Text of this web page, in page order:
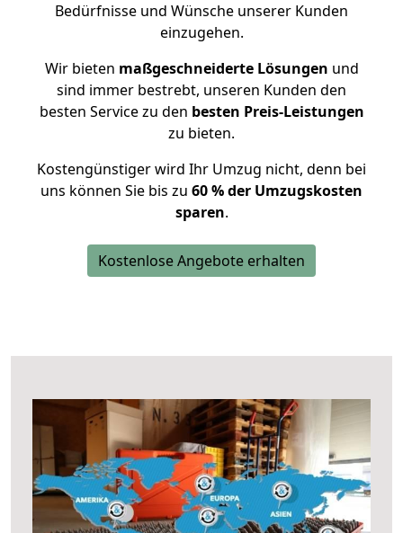
Bedürfnisse und Wünsche unserer Kunden
einzugehen.
Wir bieten maßgeschneiderte Lösungen und
sind immer bestrebt, unseren Kunden den
besten Service zu den besten Preis-Leistungen
zu bieten.
Kostengünstiger wird Ihr Umzug nicht, denn bei
uns können Sie bis zu 60 % der Umzugskosten
sparen.
Kostenlose Angebote erhalten